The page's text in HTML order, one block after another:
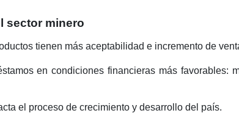
sector minero
tienen más aceptabilidad e incremento de
en condiciones financieras más favorables:
el proceso de crecimiento y desarrollo del país.